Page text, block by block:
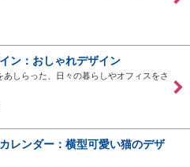
ン：おしゃれデザイン
あしらった、日々の暮らしやオフィスをさ
レンダー：横型可愛い猫のデザ